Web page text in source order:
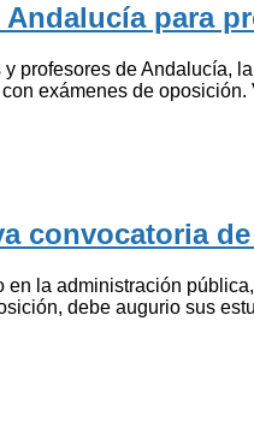
para
y profesores de Andalucía,
exámenes de
convocatoria
en la administración
debe augurio sus